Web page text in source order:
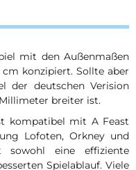
mit den Außenmaßen
cm konzipiert. Sollte aber
der deutschen Verision
breiter ist.
kompatibel mit A Feast
Lofoten, Orkney und
sowohl eine effiziente
Spielablauf. Viele